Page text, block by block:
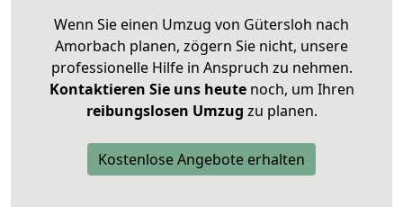
Wenn Sie einen Umzug von Gütersloh nach
Amorbach planen, zögern Sie nicht, unsere
professionelle Hilfe in Anspruch zu nehmen.
Kontaktieren Sie uns heutenoch, um Ihren
reibungslosen Umzug zu planen.
Kostenlose Angebote erhalten